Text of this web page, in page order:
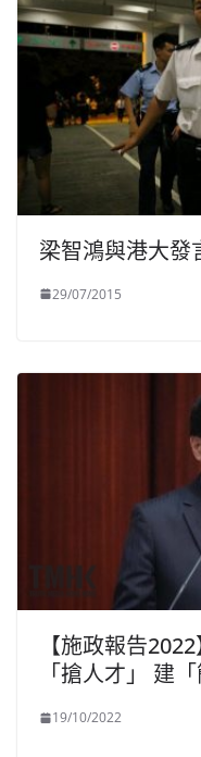
梁智鴻與港大發
29/07/2015
【施政報告
「搶人才」 建
19/10/2022